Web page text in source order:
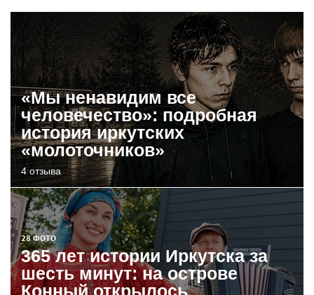
«Мы ненавидим все
человечество»: подробная
история иркутских
«молоточников»
4 отзыва
28 ФОТО
365 лет истории Иркутска за
шесть минут: на острове
Конный открылось